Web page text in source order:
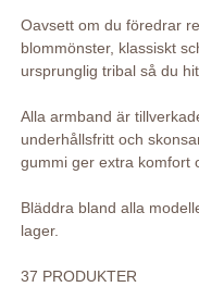
Oavsett om du föredrar
blommönster, klassiskt
ursprunglig tribal så du
Alla armband är
underhållsfritt och
gummi ger extra komfort
Bläddra bland alla
lager.
37 PRODUKTER